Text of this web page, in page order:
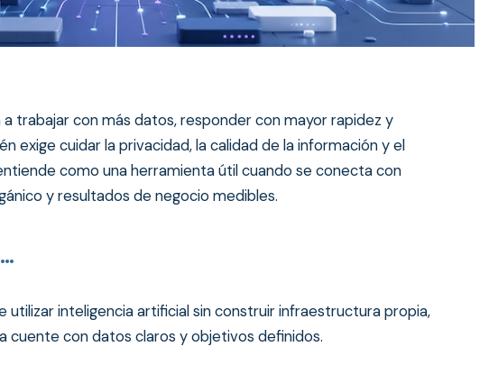
trabajar con más datos, responder con mayor rapidez y
exige cuidar la privacidad, la calidad de la información y el
como una herramienta útil cuando se conecta con
y resultados de negocio medibles.
utilizar inteligencia artificial sin construir infraestructura propia,
cuente con datos claros y objetivos definidos.